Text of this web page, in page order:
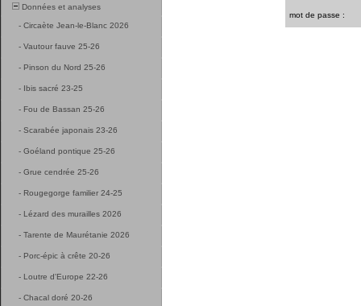
Données et analyses
- Circaète Jean-le-Blanc 2026
- Vautour fauve 25-26
- Pinson du Nord 25-26
- Ibis sacré 23-25
- Fou de Bassan 25-26
- Scarabée japonais 23-26
- Goéland pontique 25-26
- Grue cendrée 25-26
- Rougegorge familier 24-25
- Lézard des murailles 2026
- Tarente de Maurétanie 2026
- Porc-épic à crête 20-26
- Loutre d'Europe 22-26
- Chacal doré 20-26
mot de passe :